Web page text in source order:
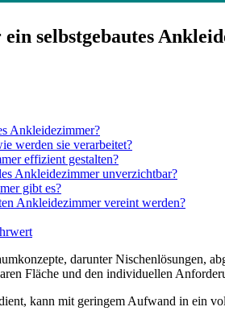
selbstgebautes
Ankleidezimmer?
werden sie verarbeitet?
effizient gestalten?
Ankleidezimmer unverzichtbar?
gibt es?
Ankleidezimmer vereint werden?
darunter Nischenlösungen,
Fläche und den individuellen
kann mit geringem Aufwand in ein